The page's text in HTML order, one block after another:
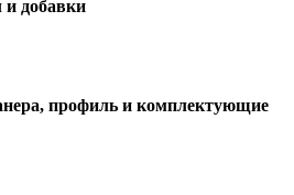
добавки
профиль и комплектующие